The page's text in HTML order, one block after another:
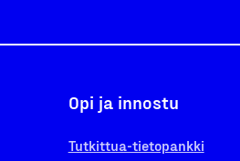
Opi ja innostu
Tutkittua-tietopankki